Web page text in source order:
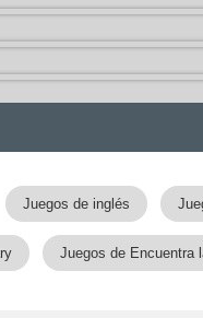
Juegos de inglés
Juegos de Encuentra